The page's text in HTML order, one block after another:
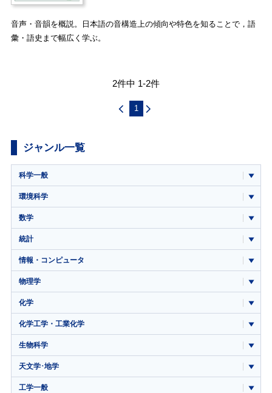
音声・音韻を概説。日本語の音構造上の傾向や特色を知ることで，語
彙・語史まで幅広く学ぶ。
2件中 1-2件
1
ジャンル一覧
科学一般
環境科学
数学
統計
情報・コンピュータ
物理学
化学
化学工学・工業化学
生物科学
天文学･地学
工学一般